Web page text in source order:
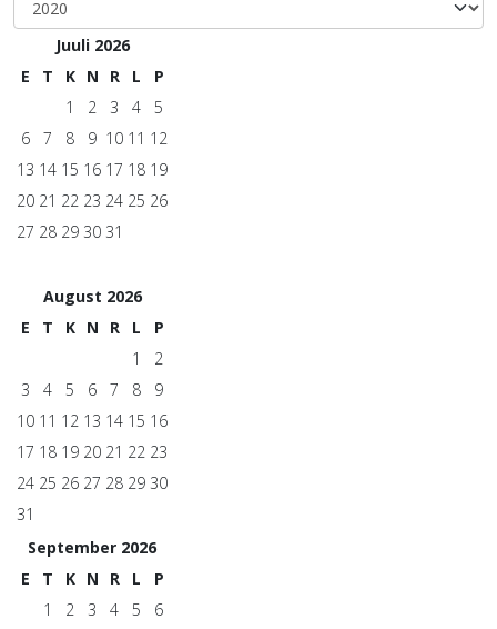
Juuli 2026
E
T K N R L
P
1
2 3 4
5
6
7 8 9 10 11 12
13 14 15 16 17 18 19
20 21 22 23 24 25 26
27 28 29 30 31
August 2026
E
T K N R L
P
1
2
3
4 5 6 7 8
9
10 11 12 13 14 15 16
17 18 19 20 21 22 23
24 25 26 27 28 29 30
31
September 2026
E
T K N R L
P
1
2 3 4 5
6